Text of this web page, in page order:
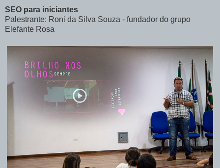
SEO para iniciantes
Palestrante: Roni da Silva Souza - fundador do grupo
Elefante Rosa